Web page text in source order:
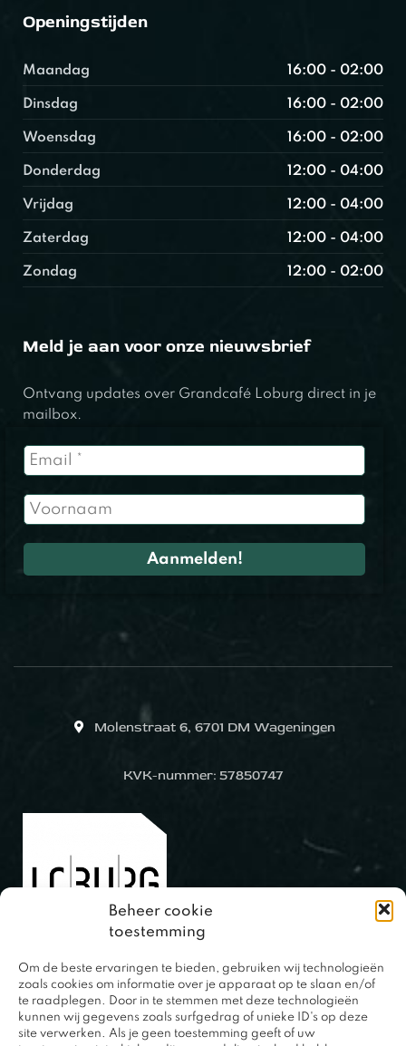
Beheer cookie
toestemming
Om de beste ervaringen te bieden, gebruiken wij technologieën
zoals cookies om informatie over je apparaat op te slaan en/of
te raadplegen. Door in te stemmen met deze technologieën
kunnen wij gegevens zoals surfgedrag of unieke ID's op deze
site verwerken. Als je geen toestemming geeft of uw
Openingstijden
Maandag 16:00 - 02:00
Dinsdag 16:00 - 02:00
Woensdag 16:00 - 02:00
Donderdag 12:00 - 04:00
Vrijdag 12:00 - 04:00
Zaterdag 12:00 - 04:00
Zondag 12:00 - 02:00
Meld je aan voor onze nieuwsbrief
Ontvang updates over Grandcafé Loburg direct in je
mailbox.
Molenstraat 6, 6701 DM Wageningen
KVK-nummer: 57850747
0317 – 420848